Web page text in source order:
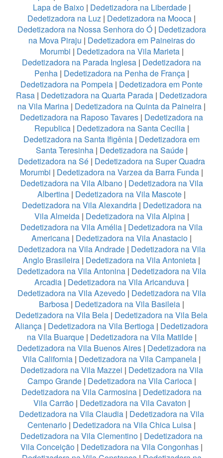
Lapa de Baixo | Dedetizadora na Liberdade |
Dedetizadora na Luz | Dedetizadora na Mooca |
Dedetizadora na Nossa Senhora do Ó| Dedetizadora
na Mova Piraju | Dedetizadora em Paineiras do
Morumbi | Dedetizadora na Vila Marieta|
Dedetizadora na Parada Inglesa | Dedetizadora na
Penha| Dedetizadora na Penha de França |
Dedetizadora na Pompeia | Dedetizadora em Ponte
Rasa | Dedetizadora na Quarta Parada | Dedetizadora
na Vila Marina | Dedetizadora na Quinta da Paineira |
Dedetizadora na Raposo Tavares | Dedetizadora na
Republica| Dedetizadora na Santa Cecilia|
Dedetizadora na Santa Ifigênia | Dedetizadora em
Santa Teresinha| Dedetizadora na Saúde|
Dedetizadora na Sé | Dedetizadora na Super Quadra
Morumbi | Dedetizadora na Varzea da Barra Funda |
Dedetizadora na Vila Albano| Dedetizadora na Vila
Albertina | Dedetizadora na Vila Mascote |
Dedetizadora na Vila Alexandria| Dedetizadora na
Vila Almeida | Dedetizadora na Vila Alpina |
Dedetizadora na Vila Amélia | Dedetizadora na Vila
Americana | Dedetizadora na Vila Anastacio |
Dedetizadora na Vila Andrade| Dedetizadora na Vila
Anglo Brasileira | Dedetizadora na Vila Antonieta |
Dedetizadora na Vila Antonina | Dedetizadora na Vila
Arcadia | Dedetizadora na Vila Aricanduva |
Dedetizadora na Vila Azevedo| Dedetizadora na Vila
Barbosa | Dedetizadora na Vila Basileia |
Dedetizadora na Vila Bela | Dedetizadora na Vila Bela
Aliança | Dedetizadora na Vila Bertioga | Dedetizadora
na Vila Buarque| Dedetizadora na Vila Matilde|
Dedetizadora na Vila Buenos Aires | Dedetizadora na
Vila California | Dedetizadora na Vila Campanela |
Dedetizadora na Vila Mazzei | Dedetizadora na Vila
Campo Grande| Dedetizadora na Vila Carioca|
Dedetizadora na Vila Carmosina | Dedetizadora na
Vila Carrão| Dedetizadora na Vila Cavaton |
Dedetizadora na Vila Claudia | Dedetizadora na Vila
Centenario | Dedetizadora na Vila Chica Luisa |
Dedetizadora na Vila Clementino | Dedetizadora na
Vila Conceição | Dedetizadora na Vila Congonhas |